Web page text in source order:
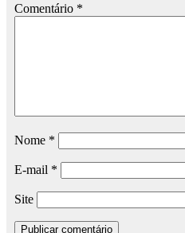
Comentário *
Nome *
E-mail *
Site